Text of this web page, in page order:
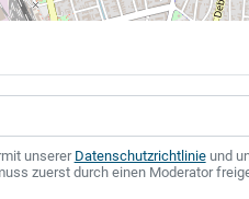
unsererDatenschutzrichtlinieund
zuerst durch einen Moderator